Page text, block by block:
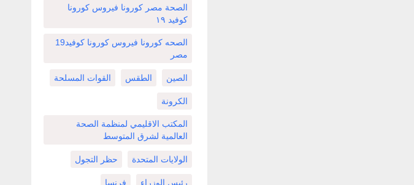
الصحة مصر كورونا فيروس كورونا
كوفيد ١٩
الصحه كورونا فيروس كورونا كوفيد19
مصر
الصين الطقس القوات المسلحة
الكرونة
المكتب الاقليمي لمنظمة الصحة
العالمية لشرق المتوسط
الولايات المتحدة حظر التجول
رئيس الوزراء فرنسا